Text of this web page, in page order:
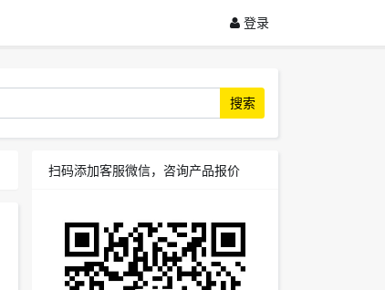
登录
搜索
扫码添加客服微信，咨询产品报价